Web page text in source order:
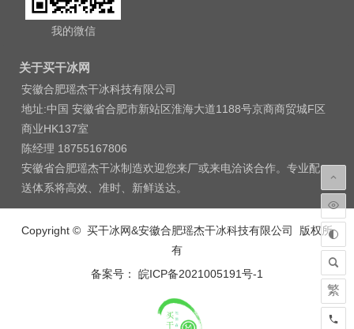
我的微信
关于买干冰网
安徽合肥瑶杰干冰科技有限公司
地址:中国 安徽省合肥市新站区淮海大道1188号京商商贸城F区
商业HK137室
陈经理 18755167806
安徽省合肥瑶杰干冰制造欢迎您来厂或来电洽谈合作。专业配
送体系将高效、准时、新鲜送达。
Copyright © 买干冰网&安徽合肥瑶杰干冰科技有限公司 版权所
有
备案号： 皖ICP备2021005191号-1
繁